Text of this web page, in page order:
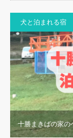
犬と泊まれる宿
十勝まきばの家の